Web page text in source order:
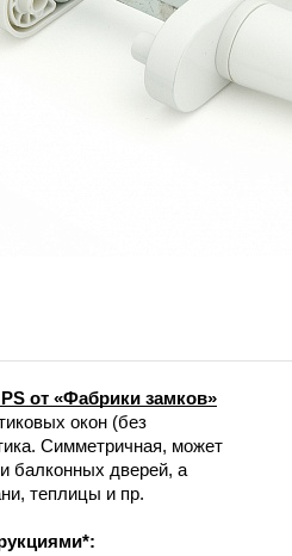
от «Фабрики замков»
окон (без
Симметричная, может
балконных дверей, а
теплицы и пр.